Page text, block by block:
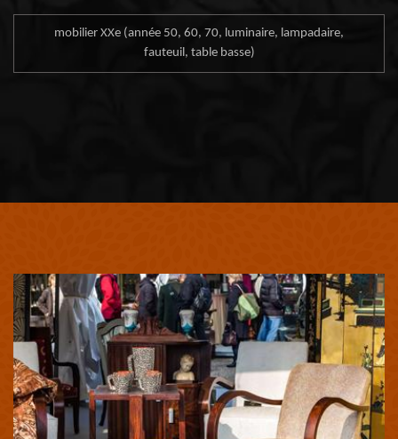
mobilier XXe (année 50, 60, 70, luminaire, lampadaire,
fauteuil, table basse)